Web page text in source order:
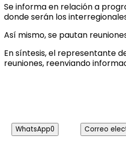
Se informa en relación a
donde serán los
Así mismo, se pautan
En síntesis, el representante
reuniones, reenviando
WhatsApp0 Correo